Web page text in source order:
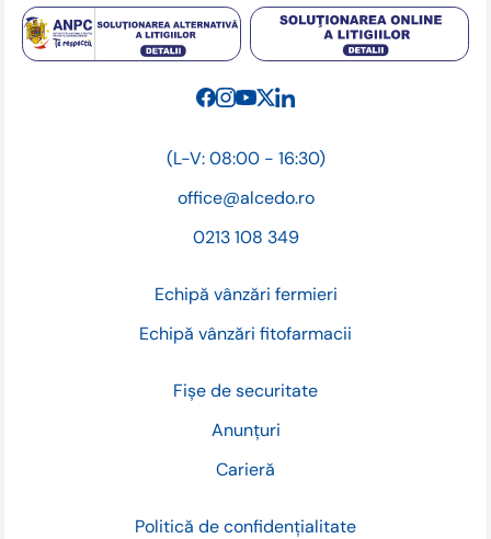
Fișe de securitate
Anunțuri
Carieră
Politică de confidențialitate
(L-V: 08:00 - 16:30)
office@alcedo.ro
0213 108 349
Echipă vânzări fermieri
Echipă vânzări fitofarmacii